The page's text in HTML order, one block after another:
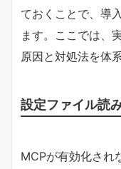
ておくことで、導
ます。ここでは、
原因と対処法を体
設定ファイル読
MCPが有効化され